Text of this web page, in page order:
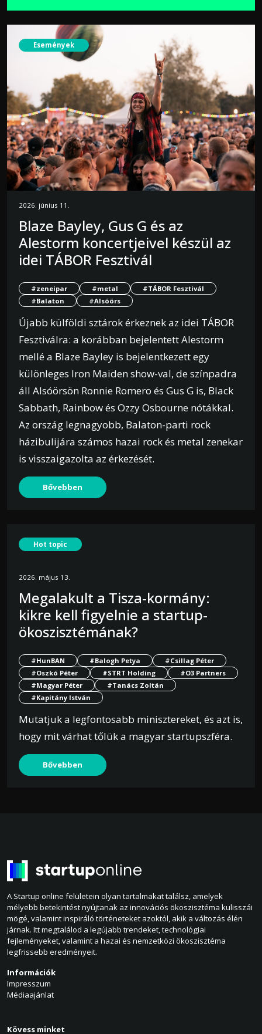
Események
2026. június 11.
Blaze Bayley, Gus G és az
Alestorm koncertjeivel készül az
idei TÁBOR Fesztivál
#zeneipar #metal
#TÁBOR Fesztivál
#Balaton
#Alsóörs
Újabb külföldi sztárok érkeznek az idei TÁBOR
Fesztiválra: a korábban bejelentett Alestorm
mellé a Blaze Bayley is bejelentkezett egy
különleges Iron Maiden show-val, de színpadra
áll Alsóörsön Ronnie Romero és Gus G is, Black
Sabbath, Rainbow és Ozzy Osbourne nótákkal.
Az ország legnagyobb, Balaton-parti rock
házibulijára számos hazai rock és metal zenekar
is visszaigazolta az érkezését.
Bővebben
Hot topic
2026. május 13.
Megalakult a Tisza-kormány:
kikre kell figyelnie a startup-
ökoszisztémának?
#HunBAN #Balogh Petya
#Csillag Péter
#Oszkó Péter
#STRT Holding
#O3 Partners
#Magyar Péter
#Tanács Zoltán
#Kapitány István
Mutatjuk a legfontosabb minisztereket, és azt is,
hogy mit várhat tőlük a magyar startupszféra.
Bővebben
A Startup online felületein olyan tartalmakat találsz, amelyek
mélyebb betekintést nyújtanak az innovációs ökoszisztéma kulisszái
mögé, valamint inspiráló történeteket azoktól, akik a változás élén
járnak. Itt megtalálod a legújabb trendeket, technológiai
fejleményeket, valamint a hazai és nemzetközi ökoszisztéma
legfrissebb eredményeit.
Információk
Impresszum
Médiaajánlat
Kövess minket